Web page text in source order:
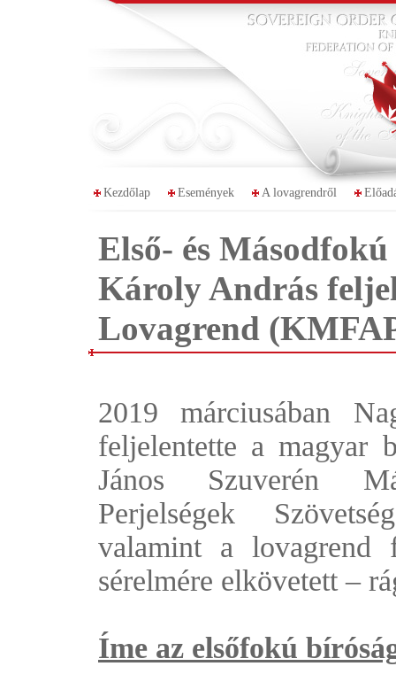
Kezdőlap Események A lovagrendről
Első- és
Károly András
Lovagrend
2019 márciusában
feljelentette a magyar
János Szuverén
Perjelségek
valamint a lovagrend
sérelmére elkövetett –
Íme az elsőfokú